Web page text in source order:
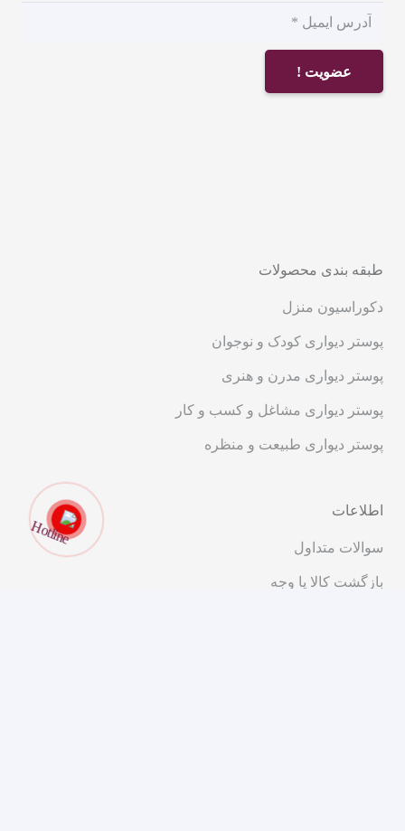
عضویت !
طبقه بندی محصولات
دکوراسیون منزل
پوستر دیواری کودک و نوجوان
پوستر دیواری مدرن و هنری
پوستر دیواری مشاغل و کسب و کار
پوستر دیواری طبیعت و منظره
اطلاعات
سوالات متداول
بازگشت کالا یا وجه